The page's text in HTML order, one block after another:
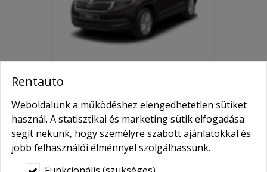
SKODA KODIAQ 2.0 TDI
városi SUV nagycsaládos
menedzsereknek
Rentauto
Weboldalunk a működéshez elengedhetetlen sütiket
használ. A statisztikai és marketing sütik elfogadása
segít nekünk, hogy személyre szabott ajánlatokkal és
jobb felhasználói élménnyel szolgálhassunk.